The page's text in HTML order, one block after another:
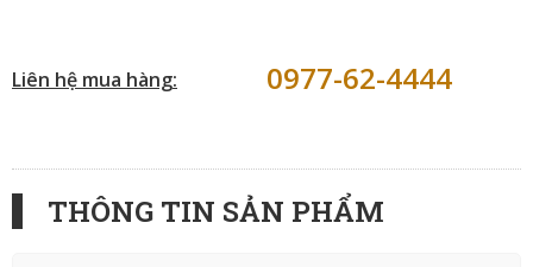
Liên hệ mua hàng: 0977-62-4444
THÔNG TIN SẢN PHẨM